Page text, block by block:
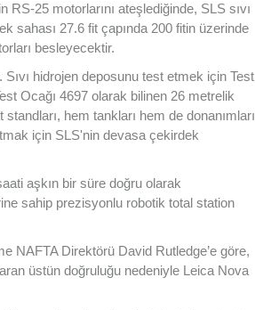
25 motorlarını ateşlediğinde, SLS sıvı
sahası 27.6 fit çapında 200 fitin üzerinde
besleyecektir.
hidrojen deposunu test etmek için Test
Ocağı 4697 olarak bilinen 26 metrelik
hem tankları hem de donanımları
için SLS'nin devasa çekirdek
aşkın bir süre doğru olarak
sahip prezisyonlu robotik total station
NAFTA Direktörü David Rutledge’e göre,
üstün doğruluğu nedeniyle Leica Nova